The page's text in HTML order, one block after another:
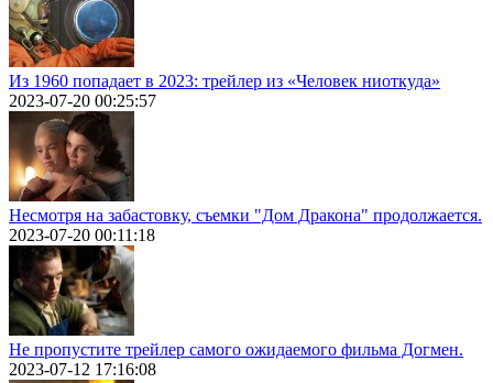
Из 1960 попадает в 2023: трейлер из «Человек ниоткуда»
2023-07-20 00:25:57
Несмотря на забастовку, съемки "Дом Дракона" продолжается.
2023-07-20 00:11:18
Не пропустите трейлер самого ожидаемого фильма Догмен.
2023-07-12 17:16:08